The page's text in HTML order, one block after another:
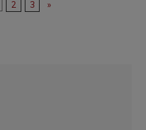
2 3 »